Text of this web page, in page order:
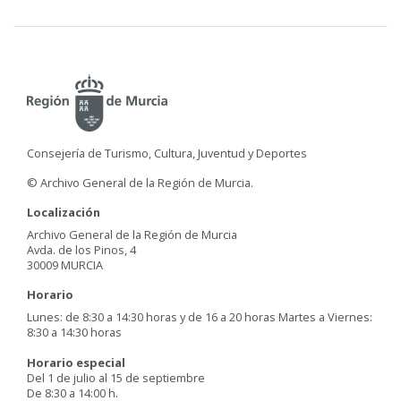
Consejería de Turismo, Cultura, Juventud y Deportes
© Archivo General de la Región de Murcia.
Localización
Archivo General de la Región de Murcia
Avda. de los Pinos, 4
30009 MURCIA
Horario
Lunes: de 8:30 a 14:30 horas y de 16 a 20 horas Martes a Viernes:
8:30 a 14:30 horas
Horario especial
Del 1 de julio al 15 de septiembre
De 8:30 a 14:00 h.